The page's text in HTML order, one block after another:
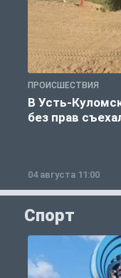
ПРОИСШЕСТВИЯ
В Усть-
без прав
04 августа 11:00
Спорт